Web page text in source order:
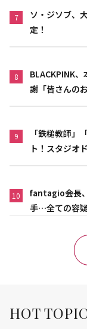
7
ソ・ジソブ、
定！
8
BLACKPINK
謝「皆さんの
9
「鉄槌教師」
ト！スタジオ
10
fantagio会長
手…全ての容
HOT